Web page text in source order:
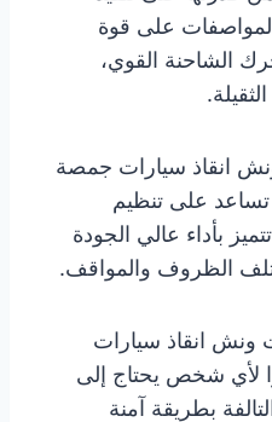
على قوة
الشاحنة القوي،
انقاذ سيارات جمصة
على تنظيم
بأداء عالي الجودة
الظروف والمواقف.
ونش انقاذ سيارات
لأي شخص يحتاج إلى
بطريقة آمنة